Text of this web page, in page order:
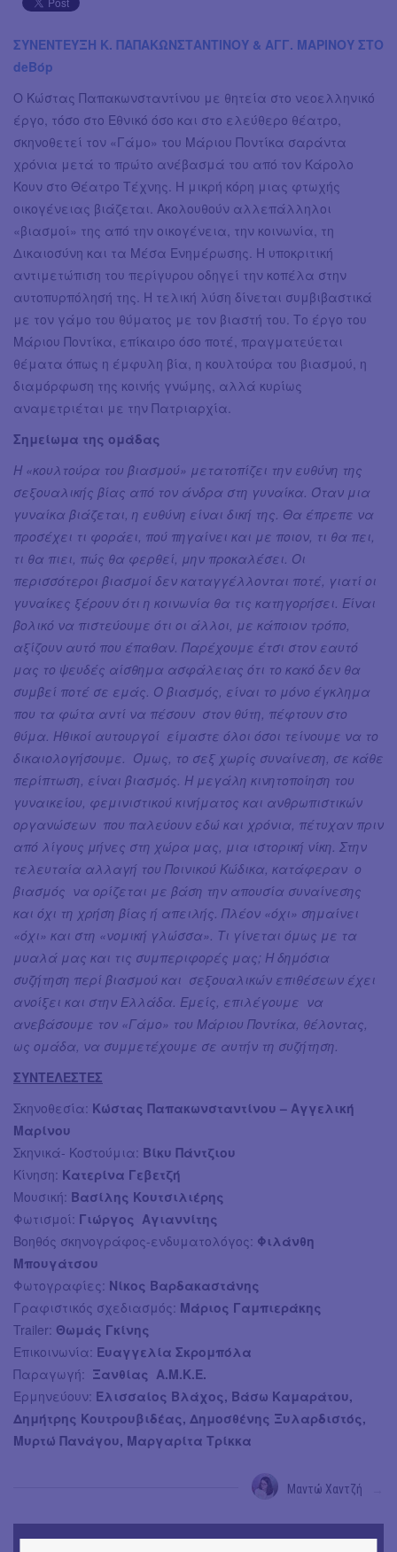
ΣΥΝΕΝΤΕΥΞΗ Κ. ΠΑΠΑΚΩΝΣΤΑΝΤΙΝΟΥ & ΑΓΓ. ΜΑΡΙΝΟΥ ΣΤΟ
deBόp
Ο Κώστας Παπακωνσταντίνου με θητεία στο νεοελληνικό
έργο, τόσο στο Εθνικό όσο και στο ελεύθερο θέατρο,
σκηνοθετεί τον «Γάμο» του Μάριου Ποντίκα σαράντα
χρόνια μετά το πρώτο ανέβασμά του από τον Κάρολο
Κουν στο Θέατρο Τέχνης. Η μικρή κόρη μιας φτωχής
οικογένειας βιάζεται. Ακολουθούν αλλεπάλληλοι
«βιασμοί» της από την οικογένεια, την κοινωνία, τη
Δικαιοσύνη και τα Μέσα Ενημέρωσης. Η υποκριτική
αντιμετώπιση του περίγυρου οδηγεί την κοπέλα στην
αυτοπυρπόλησή της. Η τελική λύση δίνεται συμβιβαστικά
με τον γάμο του θύματος με τον βιαστή του. Το έργο του
Μάριου Ποντίκα, επίκαιρο όσο ποτέ, πραγματεύεται
θέματα όπως η έμφυλη βία, η κουλτούρα του βιασμού, η
διαμόρφωση της κοινής γνώμης, αλλά κυρίως
αναμετριέται με την Πατριαρχία.
Σημείωμα της ομάδας
Η «κουλτούρα του βιασμού» μετατοπίζει την ευθύνη της
σεξουαλικής βίας από τον άνδρα στη γυναίκα. Όταν μια
γυναίκα βιάζεται, η ευθύνη είναι δική της. Θα έπρεπε να
προσέχει τι φοράει, πού πηγαίνει και με ποιον, τι θα πει,
τι θα πιει, πώς θα φερθεί, μην προκαλέσει. Οι
περισσότεροι βιασμοί δεν καταγγέλλονται ποτέ, γιατί οι
γυναίκες ξέρουν ότι η κοινωνία θα τις κατηγορήσει. Είναι
βολικό να πιστεύουμε ότι οι άλλοι, με κάποιον τρόπο,
αξίζουν αυτό που έπαθαν. Παρέχουμε έτσι στον εαυτό
μας το ψευδές αίσθημα ασφάλειας ότι το κακό δεν θα
συμβεί ποτέ σε εμάς. Ο βιασμός, είναι το μόνο έγκλημα
που τα φώτα αντί να πέσουν στον θύτη, πέφτουν στο
θύμα. Ηθικοί αυτουργοί είμαστε όλοι όσοι τείνουμε να το
δικαιολογήσουμε. Όμως, το σεξ χωρίς συναίνεση, σε κάθε
περίπτωση, είναι βιασμός. Η μεγάλη κινητοποίηση του
γυναικείου, φεμινιστικού κινήματος και ανθρωπιστικών
οργανώσεων που παλεύουν εδώ και χρόνια, πέτυχαν πριν
από λίγους μήνες στη χώρα μας, μια ιστορική νίκη. Στην
τελευταία αλλαγή του Ποινικού Κώδικα, κατάφεραν ο
βιασμός να ορίζεται με βάση την απουσία συναίνεσης
και όχι τη χρήση βίας ή απειλής. Πλέον «όχι» σημαίνει
«όχι» και στη «νομική γλώσσα». Τι γίνεται όμως με τα
μυαλά μας και τις συμπεριφορές μας; Η δημόσια
συζήτηση περί βιασμού και σεξουαλικών επιθέσεων έχει
ανοίξει και στην Ελλάδα. Εμείς, επιλέγουμε να
ανεβάσουμε τον «Γάμο» του Μάριου Ποντίκα, θέλοντας,
ως ομάδα, να συμμετέχουμε σε αυτήν τη συζήτηση.
ΣΥΝΤΕΛΕΣΤΕΣ
Σκηνοθεσία: Κώστας Παπακωνσταντίνου – Αγγελική
Μαρίνου
Σκηνικά- Κοστούμια: Bίκυ Πάντζιου
Κίνηση: Κατερίνα Γεβετζή
Μουσική: Βασίλης Κουτσιλιέρης
Φωτισμοί: Γιώργος Αγιαννίτης
Βοηθός σκηνογράφος-ενδυματολόγος: Φιλάνθη
Μπουγάτσου
Φωτογραφίες: Νίκος Βαρδακαστάνης
Γραφιστικός σχεδιασμός: Μάριος Γαμπιεράκης
Trailer: Θωμάς Γκίνης
Επικοινωνία: Ευαγγελία Σκρομπόλα
Παραγωγή: Ξανθίας Α.Μ.Κ.Ε.
Ερμηνεύουν: Ελισσαίος Βλάχος, Βάσω Καμαράτου,
Δημήτρης Κουτρουβιδέας, Δημοσθένης Ξυλαρδιστός,
Μυρτώ Πανάγου, Μαργαρίτα Τρίκκα
Μαντώ Χαντζή
TODAY'S EVENTS